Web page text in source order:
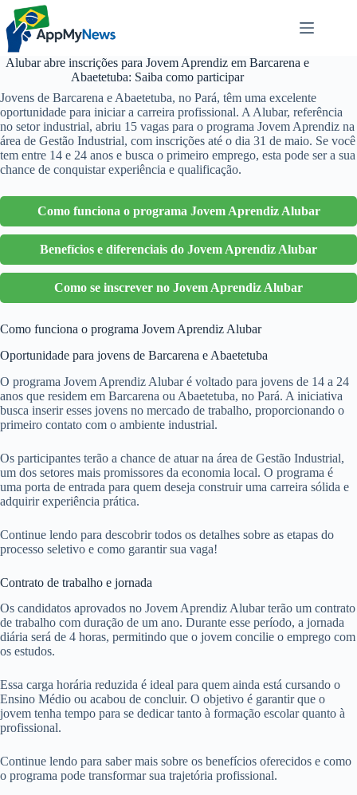
Pular
para
conteúdo
Alubar abre inscrições para Jovem Aprendiz em Barcarena e
Abaetetuba: Saiba como participar
Jovens de Barcarena e Abaetetuba, no Pará, têm uma excelente
oportunidade para iniciar a carreira profissional. A Alubar, referência
no setor industrial, abriu 15 vagas para o programa Jovem Aprendiz na
área de Gestão Industrial, com inscrições até o dia 31 de maio. Se você
tem entre 14 e 24 anos e busca o primeiro emprego, esta pode ser a sua
chance de conquistar experiência e qualificação.
Como funciona o programa Jovem Aprendiz Alubar
Benefícios e diferenciais do Jovem Aprendiz Alubar
Como se inscrever no Jovem Aprendiz Alubar
Como funciona o programa Jovem Aprendiz Alubar
Oportunidade para jovens de Barcarena e Abaetetuba
O programa Jovem Aprendiz Alubar é voltado para jovens de 14 a 24
anos que residem em Barcarena ou Abaetetuba, no Pará. A iniciativa
busca inserir esses jovens no mercado de trabalho, proporcionando o
primeiro contato com o ambiente industrial.
Os participantes terão a chance de atuar na área de Gestão Industrial,
um dos setores mais promissores da economia local. O programa é
uma porta de entrada para quem deseja construir uma carreira sólida e
adquirir experiência prática.
Continue lendo para descobrir todos os detalhes sobre as etapas do
processo seletivo e como garantir sua vaga!
Contrato de trabalho e jornada
Os candidatos aprovados no Jovem Aprendiz Alubar terão um contrato
de trabalho com duração de um ano. Durante esse período, a jornada
diária será de 4 horas, permitindo que o jovem concilie o emprego com
os estudos.
Essa carga horária reduzida é ideal para quem ainda está cursando o
Ensino Médio ou acabou de concluir. O objetivo é garantir que o
jovem tenha tempo para se dedicar tanto à formação escolar quanto à
profissional.
Continue lendo para saber mais sobre os benefícios oferecidos e como
o programa pode transformar sua trajetória profissional.